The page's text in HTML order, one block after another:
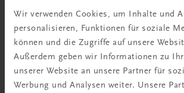
Wir verwenden Cookies, um Inhalte und
personalisieren, Funktionen für soziale
können und die Zugriffe auf unsere
Außerdem geben wir Informationen zu
unserer Website an unsere Partner für
Werbung und Analysen weiter. Unsere
Durchblick behalten
Neuer Lehrplan
Musterbände bestellen